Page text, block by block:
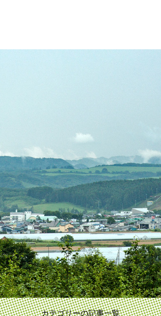
カテゴリーの記事一覧